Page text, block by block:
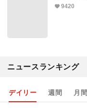
9420
ニュースランキング
デイリー 週間 月間